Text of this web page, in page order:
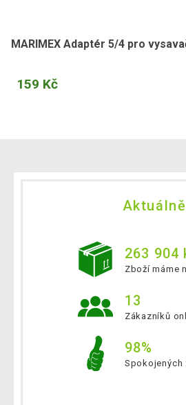
MARIMEX Adaptér 5/4 pro
159 Kč
Aktuálně
263 904
Zboží máme
13
Zákazníků
98%
Spokojených